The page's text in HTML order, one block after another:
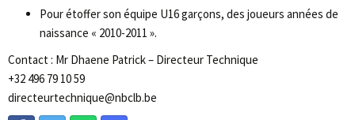
Pour étoffer son équipe U16 garçons, des joueurs années de
naissance « 2010-2011 ».
Contact : Mr Dhaene Patrick – Directeur Technique
+32 496 79 10 59
directeurtechnique@nbclb.be